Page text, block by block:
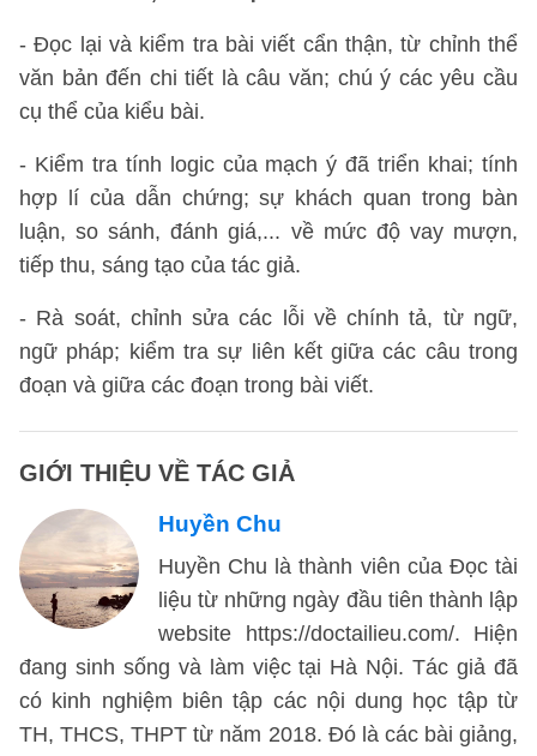
- Đọc lại và kiểm tra bài viết cẩn thận, từ chỉnh thể
văn bản đến chi tiết là câu văn; chú ý các yêu cầu
cụ thể của kiểu bài.
- Kiểm tra tính logic của mạch ý đã triển khai; tính
hợp lí của dẫn chứng; sự khách quan trong bàn
luận, so sánh, đánh giá,... về mức độ vay mượn,
tiếp thu, sáng tạo của tác giả.
- Rà soát, chỉnh sửa các lỗi về chính tả, từ ngữ,
ngữ pháp; kiểm tra sự liên kết giữa các câu trong
đoạn và giữa các đoạn trong bài viết.
GIỚI THIỆU VỀ TÁC GIẢ
Huyền Chu
Huyền Chu là thành viên của Đọc tài
liệu từ những ngày đầu tiên thành lập
website https://doctailieu.com/. Hiện
đang sinh sống và làm việc tại Hà Nội. Tác giả đã
có kinh nghiệm biên tập các nội dung học tập từ
TH, THCS, THPT từ năm 2018. Đó là các bài giảng,